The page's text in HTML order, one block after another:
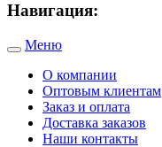
Навигация:
Toggle
navigation
Меню
О компании
Оптовым клиентам
Заказ и оплата
Доставка заказов
Наши контакты